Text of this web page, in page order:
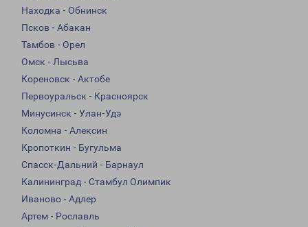
Находка - Обнинск
Псков - Абакан
Тамбов - Орел
Омск - Лысьва
Кореновск - Актобе
Первоуральск - Красноярск
Минусинск - Улан-Удэ
Коломна - Алексин
Кропоткин - Бугульма
Спасск-Дальний - Барнаул
Калининград - Стамбул Олимпик
Иваново - Адлер
Артем - Рославль